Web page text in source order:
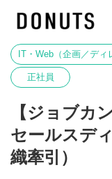
IT・Web（企画／ディ
正社員
【ジョブカ
セールスデ
織牽引）